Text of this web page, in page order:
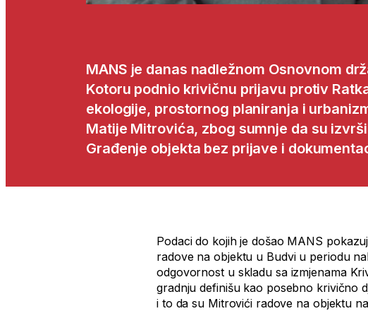
MANS je danas nadležnom Osnovnom
Kotoru podnio krivičnu prijavu protiv
ekologije, prostornog planiranja i
Matije Mitrovića, zbog sumnje da su
Građenje objekta bez prijave i
Podaci do kojih je došao MANS
radove na objektu u Budvi u periodu
odgovornost u skladu sa izmjenama
gradnju definišu kao posebno krivično
i to da su Mitrovići radove na objektu